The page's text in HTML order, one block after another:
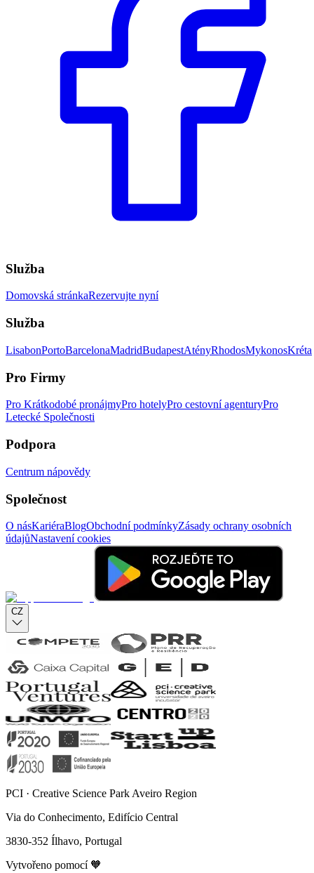
Služba
Domovská stránkaRezervujte nyní
Služba
LisabonPortoBarcelonaMadridBudapestAtényRhodosMykonosKréta
Pro Firmy
Pro Krátkodobé pronájmyPro hotelyPro cestovní agenturyPro
Letecké Společnosti
Podpora
Centrum nápovědy
Společnost
O násKariéraBlogObchodní podmínkyZásady ochrany osobních
údajůNastavení cookies
CZ
PCI · Creative Science Park Aveiro Region
Via do Conhecimento, Edifício Central
3830-352 Ílhavo, Portugal
Vytvořeno pomocí 🧡